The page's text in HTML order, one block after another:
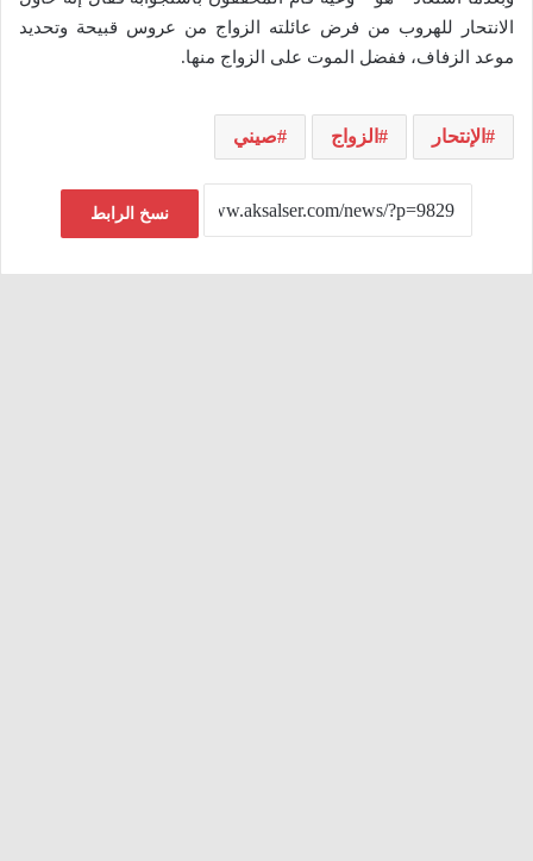
الانتحار للهروب من فرض عائلته الزواج من عروس قبيحة وتحديد
موعد الزفاف، ففضل الموت على الزواج منها.
الإنتحار الزواج صيني
نسخ الرابط